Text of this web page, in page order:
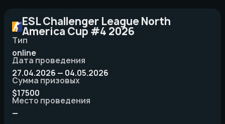
ESL Challenger League North
America Cup #4 2026
Тип
online
Дата проведения
27.04.2026 — 04.05.2026
Сумма призовых
$17500
Место проведения
—